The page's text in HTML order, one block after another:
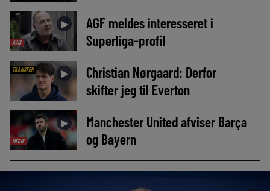
AVIS
►
AGF meldes interesseret i
Superliga-profil
TRANSFER ►
Christian Nørgaard: Derfor
skifter jeg til Everton
MEDIE
►
Manchester United afviser Barça
og Bayern